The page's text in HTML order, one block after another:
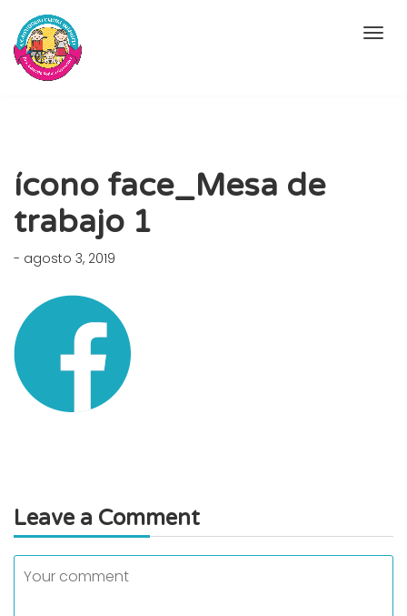
ícono face_Mesa de
trabajo 1
- agosto 3, 2019
Leave a Comment